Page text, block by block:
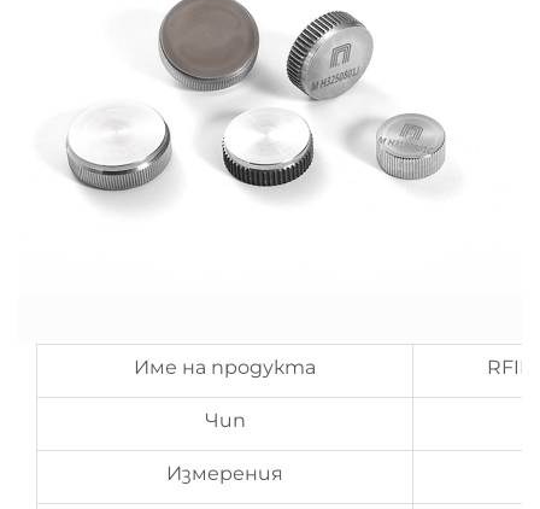
Име на продукта
Чип
Измерения